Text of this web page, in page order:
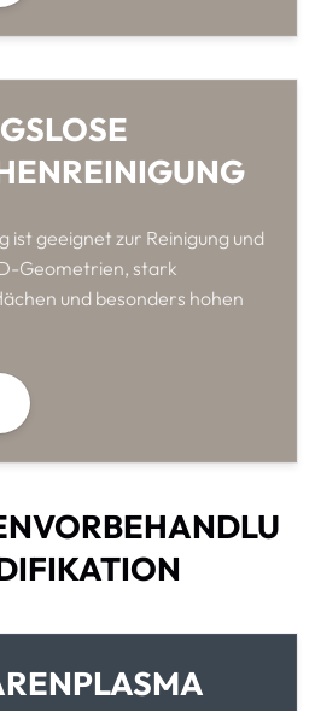
ist geeignet zur Reinigung und
Geometrien, stark
und besonders hohen